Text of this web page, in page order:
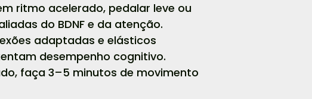
ritmo acelerado, pedalar leve ou
do BDNF e da atenção.
adaptadas e elásticos
desempenho cognitivo.
faça 3–5 minutos de movimento